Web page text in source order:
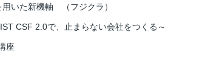
用いた新機軸 （フジクラ）
CSF 2.0で、止まらない会社をつくる～
座